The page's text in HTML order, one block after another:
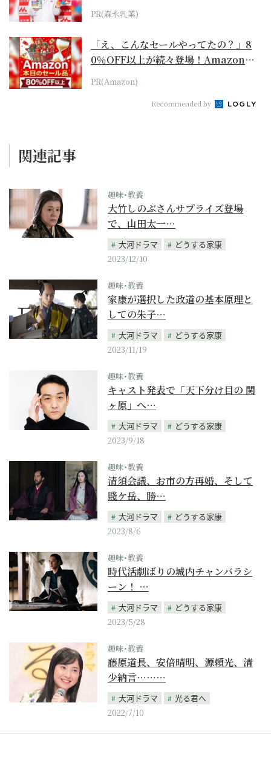
PR(森永乳業)
「え、こんなセールやってたの？」8
0％OFF以上が続々登場！Amazonの
本気が...
PR(Amazon)
Recommended by
関連記事
趣味･教養
大竹しのぶさんサプライズ登場
で、山田太一…
大河ドラマ
どうする家康
2023/12/10
趣味･教養
家康が選択した政道の基本原理と
しての朱子…
大河ドラマ
どうする家康
2023/11/19
趣味･教養
キャスト発表で「天下分け目の 関
ヶ原」へ…
大河ドラマ
どうする家康
2023/9/18
趣味･教養
清須会議、お市の方再婚、そして
賤ケ岳、勝…
大河ドラマ
どうする家康
2023/8/6
趣味･教養
時代活劇ばりの城内チャンバラシ
ーン！ …
大河ドラマ
どうする家康
2023/5/28
趣味･教養
藤原道長、安倍晴明、源頼光、清
少納言………
大河ドラマ
光る君へ
2022/7/10